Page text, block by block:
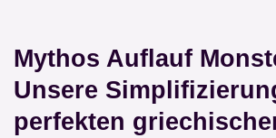
Mythos Auflauf
Unsere
perfekten